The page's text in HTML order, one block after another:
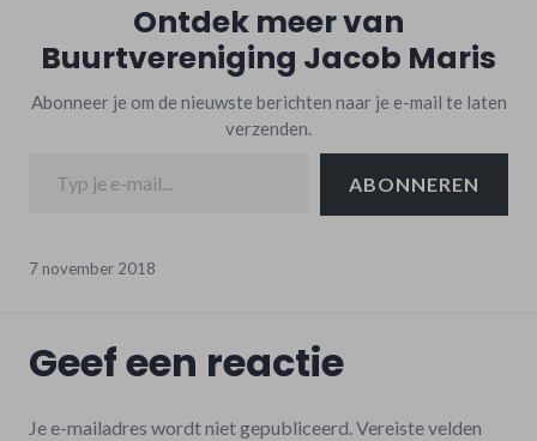
Ontdek meer van
Buurtvereniging Jacob Maris
Abonneer je om de nieuwste berichten naar je e-mail te laten
verzenden.
ABONNEREN
7 november 2018
Geef een reactie
Je e-mailadres wordt niet gepubliceerd.Vereiste velden